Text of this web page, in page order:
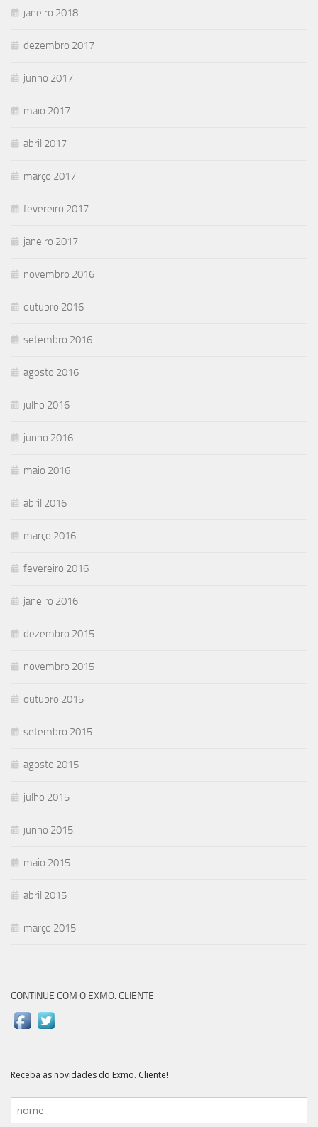
janeiro 2018
dezembro 2017
junho 2017
maio 2017
abril 2017
março 2017
fevereiro 2017
janeiro 2017
novembro 2016
outubro 2016
setembro 2016
agosto 2016
julho 2016
junho 2016
maio 2016
abril 2016
março 2016
fevereiro 2016
janeiro 2016
dezembro 2015
novembro 2015
outubro 2015
setembro 2015
agosto 2015
julho 2015
junho 2015
maio 2015
abril 2015
março 2015
CONTINUE COM O EXMO. CLIENTE